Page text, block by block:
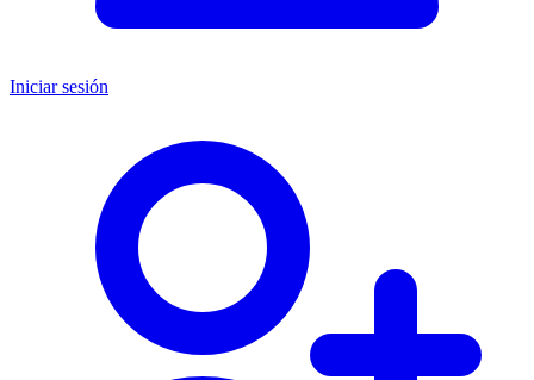
Iniciar sesión